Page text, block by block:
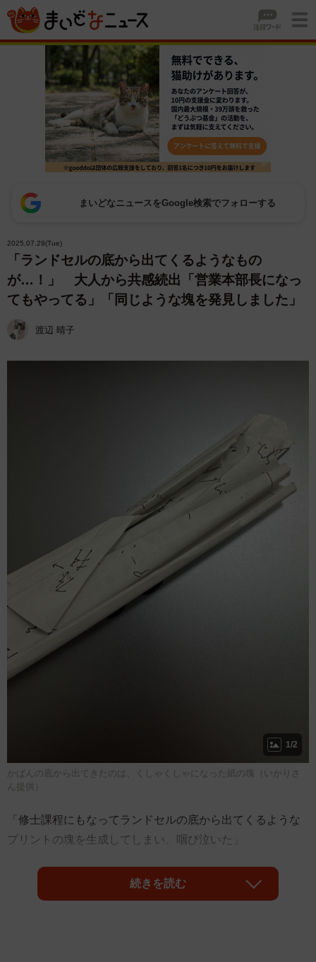
まいどなニュースをGoogle検索でフォローする
2025.07.29(Tue)
「ランドセルの底から出てくるようなもの
が…！」 大人から共感続出「営業本部長になっ
てもやってる」「同じような塊を発見しました」
渡辺 晴子
1/2
かばんの底から出てきたのは、くしゃくしゃになった紙の塊（いかりさ
ん提供）
「修士課程にもなってランドセルの底から出てくるような
プリントの塊を生成してしまい、咽び泣いた」
そんな投稿がX（旧Twitter）で多くの共感を集めています。
続きを読む